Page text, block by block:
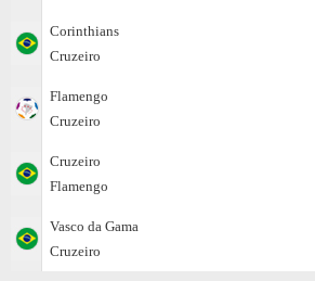
Corinthians
Cruzeiro
Flamengo
Cruzeiro
Cruzeiro
Flamengo
Vasco da Gama
Cruzeiro